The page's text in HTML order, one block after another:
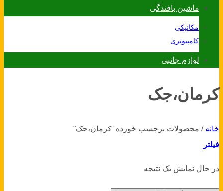
ماشین بافندگی
مکانیکی
کامپیوتری
لوازم جانبی
کرمان،جک
خانه / محصولات برچسب خورده “کرمان،جک”
فیلتر
در حال نمایش یک نتیجه